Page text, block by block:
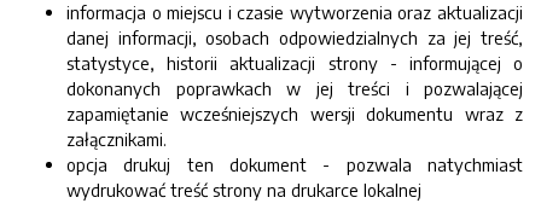
informacja o miejscu i czasie wytworzenia oraz aktualizacji
danej informacji, osobach odpowiedzialnych za jej treść,
statystyce, historii aktualizacji strony - informującej o
dokonanych poprawkach w jej treści i pozwalającej
zapamiętanie wcześniejszych wersji dokumentu wraz z
załącznikami.
opcja drukuj ten dokument - pozwala natychmiast
wydrukować treść strony na drukarce lokalnej